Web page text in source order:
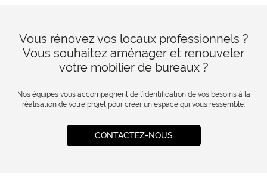
Vous rénovez vos locaux professionnels ?
Vous souhaitez aménager et renouveler
votre mobilier de bureaux ?
Nos équipes vous accompagnent de l’identification de vos besoins à la
réalisation de votre projet pour créer un espace qui vous ressemble.
CONTACTEZ-NOUS